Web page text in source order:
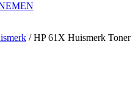
/ HP 61X Huismerk Toner